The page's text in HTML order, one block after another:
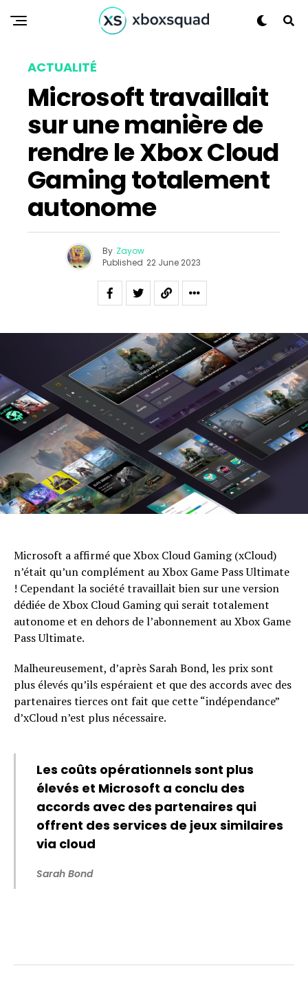
ACTUALITÉ
Microsoft travaillait
sur une manière de
rendre le Xbox Cloud
Gaming totalement
autonome
By Zayow
Published 22 June 2023
Microsoft a affirmé que Xbox Cloud Gaming (xCloud)
n’était qu’un complément au Xbox Game Pass Ultimate
! Cependant la société travaillait bien sur une version
dédiée de Xbox Cloud Gaming qui serait totalement
autonome et en dehors de l’abonnement au Xbox Game
Pass Ultimate.
Malheureusement, d’après Sarah Bond, les prix sont
plus élevés qu’ils espéraient et que des accords avec des
partenaires tierces ont fait que cette “indépendance”
d’xCloud n’est plus nécessaire.
Les coûts opérationnels sont plus
élevés et Microsoft a conclu des
accords avec des partenaires qui
offrent des services de jeux similaires
via cloud
Sarah Bond